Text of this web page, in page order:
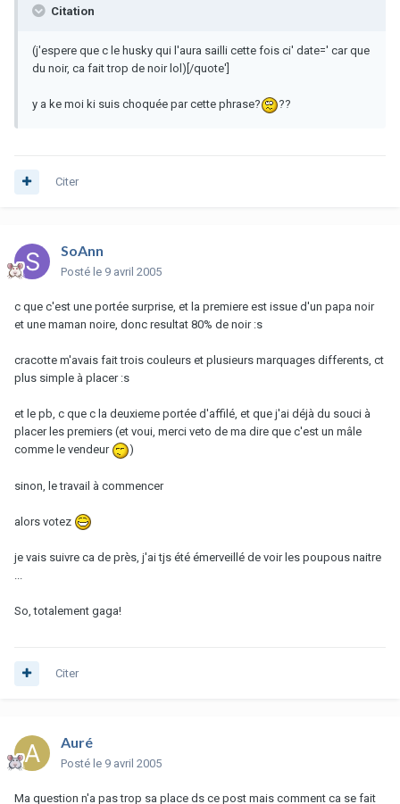
Citation
(j'espere que c le husky qui l'aura sailli cette fois ci' date=' car que
du noir, ca fait trop de noir lol)[/quote']
y a ke moi ki suis choquée par cette phrase? ??
Citer
SoAnn
Posté le 9 avril 2005
c que c'est une portée surprise, et la premiere est issue d'un papa noir
et une maman noire, donc resultat 80% de noir :s
cracotte m'avais fait trois couleurs et plusieurs marquages differents, ct
plus simple à placer :s
et le pb, c que c la deuxieme portée d'affilé, et que j'ai déjà du souci à
placer les premiers (et voui, merci veto de ma dire que c'est un mâle
comme le vendeur
)
sinon, le travail à commencer
alors votez
je vais suivre ca de près, j'ai tjs été émerveillé de voir les poupous naitre
...
So, totalement gaga!
Citer
Auré
Posté le 9 avril 2005
Ma question n'a pas trop sa place ds ce post mais comment ca se fait